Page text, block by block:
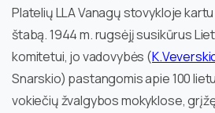
Platelių LLA Vanagų stovykloje
štabą. 1944 m. rugsėjį susikūrus
komitetui, jo vadovybės (
Snarskio) pastangomis apie 100
vokiečių žvalgybos mokyklose,